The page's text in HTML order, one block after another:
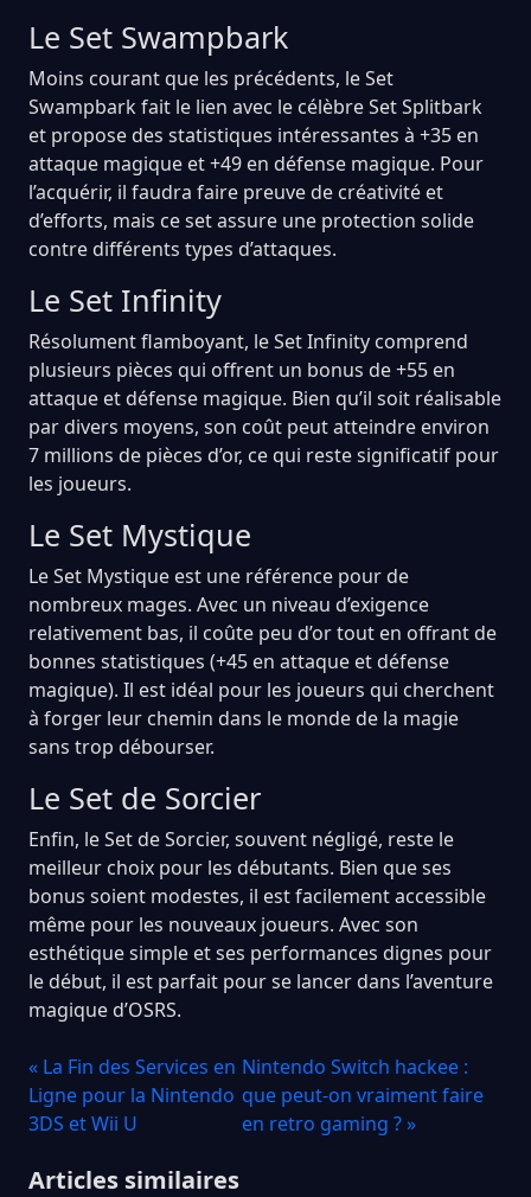
Le Set Swampbark
Moins courant que les précédents, le Set
Swampbark fait le lien avec le célèbre Set Splitbark
et propose des statistiques intéressantes à +35 en
attaque magique et +49 en défense magique. Pour
l’acquérir, il faudra faire preuve de créativité et
d’efforts, mais ce set assure une protection solide
contre différents types d’attaques.
Le Set Infinity
Résolument flamboyant, le Set Infinity comprend
plusieurs pièces qui offrent un bonus de +55 en
attaque et défense magique. Bien qu’il soit réalisable
par divers moyens, son coût peut atteindre environ
7 millions de pièces d’or, ce qui reste significatif pour
les joueurs.
Le Set Mystique
Le Set Mystique est une référence pour de
nombreux mages. Avec un niveau d’exigence
relativement bas, il coûte peu d’or tout en offrant de
bonnes statistiques (+45 en attaque et défense
magique). Il est idéal pour les joueurs qui cherchent
à forger leur chemin dans le monde de la magie
sans trop débourser.
Le Set de Sorcier
Enfin, le Set de Sorcier, souvent négligé, reste le
meilleur choix pour les débutants. Bien que ses
bonus soient modestes, il est facilement accessible
même pour les nouveaux joueurs. Avec son
esthétique simple et ses performances dignes pour
le début, il est parfait pour se lancer dans l’aventure
magique d’OSRS.
« La Fin des Services en
Ligne pour la Nintendo
3DS et Wii U
Nintendo Switch hackee :
que peut-on vraiment faire
en retro gaming ? »
Articles similaires